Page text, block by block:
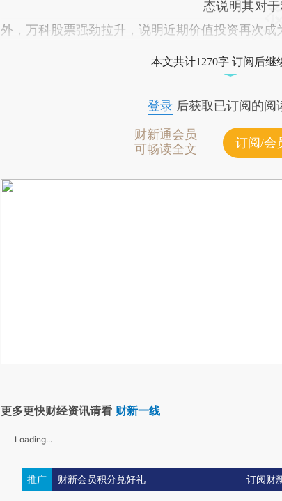
态说明其对
外，万科股票强劲拉升，说明近期价值投资再次成
本文共计1270字 订阅后继
登录后获取已订阅的阅
财新通会员
可畅读全文
订阅/会
更多更快财经资讯请看 财新一线
Loading...
推广 财新会员积分兑好礼 订阅财